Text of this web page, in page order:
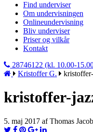
Find underviser
Om undervisningen
Onlineundervisning
Bliv underviser
Priser og vilkår
Kontakt
28746122 (kl. 10.00-
Kristoffer G.
kristoffer-
5. maj 2017 af Thomas